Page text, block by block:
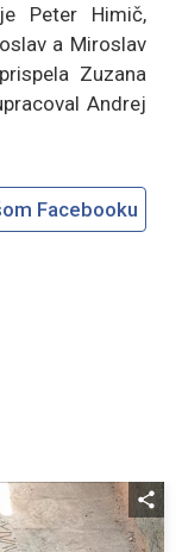
Peter Himič,
a Miroslav
Zuzana
Andrej
Facebooku